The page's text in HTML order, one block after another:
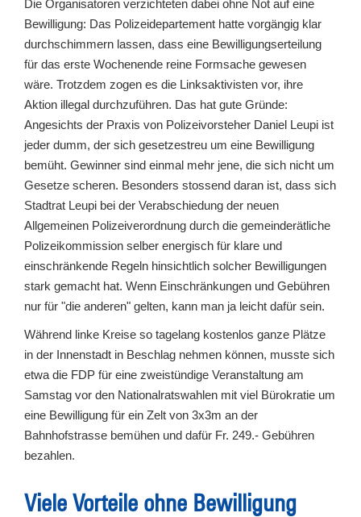
Die Organisatoren verzichteten dabei ohne Not auf eine
Bewilligung: Das Polizeidepartement hatte vorgängig klar
durchschimmern lassen, dass eine Bewilligungserteilung
für das erste Wochenende reine Formsache gewesen
wäre. Trotzdem zogen es die Linksaktivisten vor, ihre
Aktion illegal durchzuführen. Das hat gute Gründe:
Angesichts der Praxis von Polizeivorsteher Daniel Leupi ist
jeder dumm, der sich gesetzestreu um eine Bewilligung
bemüht. Gewinner sind einmal mehr jene, die sich nicht um
Gesetze scheren. Besonders stossend daran ist, dass sich
Stadtrat Leupi bei der Verabschiedung der neuen
Allgemeinen Polizeiverordnung durch die gemeinderätliche
Polizeikommission selber energisch für klare und
einschränkende Regeln hinsichtlich solcher Bewilligungen
stark gemacht hat. Wenn Einschränkungen und Gebühren
nur für "die anderen" gelten, kann man ja leicht dafür sein.
Während linke Kreise so tagelang kostenlos ganze Plätze
in der Innenstadt in Beschlag nehmen können, musste sich
etwa die FDP für eine zweistündige Veranstaltung am
Samstag vor den Nationalratswahlen mit viel Bürokratie um
eine Bewilligung für ein Zelt von 3x3m an der
Bahnhofstrasse bemühen und dafür Fr. 249.- Gebühren
bezahlen.
Viele Vorteile ohne Bewilligung